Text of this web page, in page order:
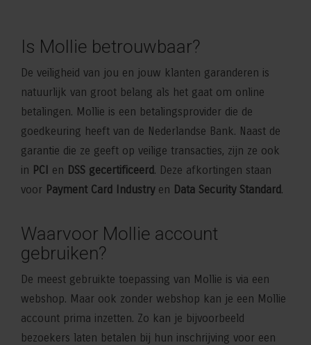
Is Mollie betrouwbaar?
De veiligheid van jou en jouw klanten garanderen is
natuurlijk van groot belang als het gaat om online
betalingen. Mollie is een betalingsprovider die de
goedkeuring heeft van de Nederlandse Bank. Naast de
garantie die ze geeft op veilige transacties, zijn ze ook
in PCI en DSS gecertificeerd. Deze afkortingen staan
voor Payment Card Industryen Data Security Standard.
Waarvoor Mollie account
gebruiken?
De meest gebruikte toepassing van Mollie is via een
webshop. Maar ook zonder webshop kan je een Mollie
account prima inzetten. Zo kan je bijvoorbeeld
bezoekers laten betalen bij hun inschrijving voor een